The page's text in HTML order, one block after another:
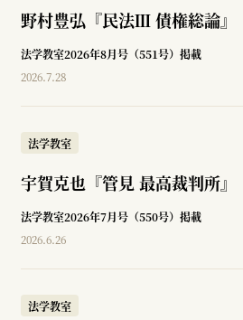
野村豊弘『民法Ⅲ 債権総論』
法学教室2026年8月号（551号）掲載
2026.7.28
法学教室
宇賀克也『管見 最高裁判所』
法学教室2026年7月号（550号）掲載
2026.6.26
法学教室